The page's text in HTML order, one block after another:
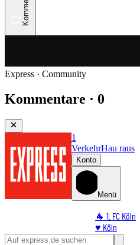
Express · Community
Kommentare · 0
1
VerkehrHau raus
Konto
Menü
🐐 1. FC Köln
♥️ Köln
⭐ Promi